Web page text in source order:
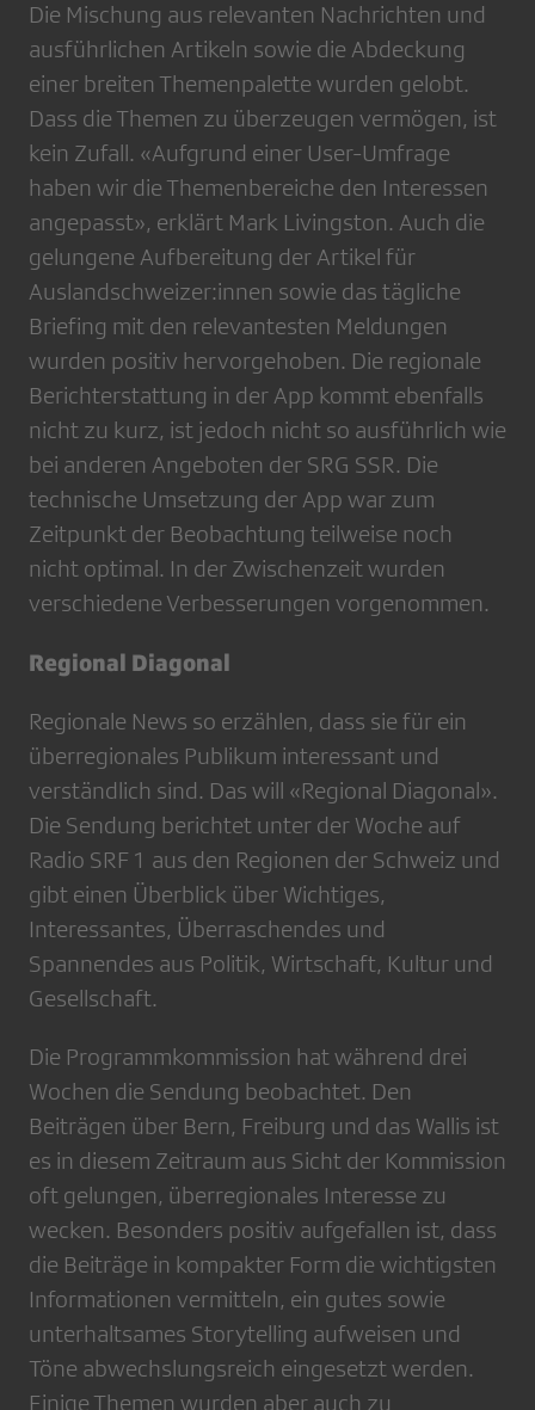
Die Mischung aus relevanten Nachrichten und
ausführlichen Artikeln sowie die Abdeckung
einer breiten Themenpalette wurden gelobt.
Dass die Themen zu überzeugen vermögen, ist
kein Zufall. «Aufgrund einer User-Umfrage
haben wir die Themenbereiche den Interessen
angepasst», erklärt Mark Livingston. Auch die
gelungene Aufbereitung der Artikel für
Auslandschweizer:innen sowie das tägliche
Briefing mit den relevantesten Meldungen
wurden positiv hervorgehoben. Die regionale
Berichterstattung in der App kommt ebenfalls
nicht zu kurz, ist jedoch nicht so ausführlich wie
bei anderen Angeboten der SRG SSR. Die
technische Umsetzung der App war zum
Zeitpunkt der Beobachtung teilweise noch
nicht optimal. In der Zwischenzeit wurden
verschiedene Verbesserungen vorgenommen.
Regional Diagonal
Regionale News so erzählen, dass sie für ein
überregionales Publikum interessant und
verständlich sind. Das will «Regional Diagonal».
Die Sendung berichtet unter der Woche auf
Radio SRF 1 aus den Regionen der Schweiz und
gibt einen Überblick über Wichtiges,
Interessantes, Überraschendes und
Spannendes aus Politik, Wirtschaft, Kultur und
Gesellschaft.
Die Programmkommission hat während drei
Wochen die Sendung beobachtet. Den
Beiträgen über Bern, Freiburg und das Wallis ist
es in diesem Zeitraum aus Sicht der Kommission
oft gelungen, überregionales Interesse zu
wecken. Besonders positiv aufgefallen ist, dass
die Beiträge in kompakter Form die wichtigsten
Informationen vermitteln, ein gutes sowie
unterhaltsames Storytelling aufweisen und
Töne abwechslungsreich eingesetzt werden.
Einige Themen wurden aber auch zu